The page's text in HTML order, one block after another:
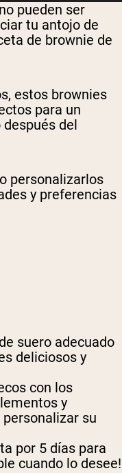
pueden ser
tu antojo de
de brownie de
estos brownies
para un
del
personalizarlos
y preferencias
suero adecuado
deliciosos y
con los
y
su
por 5 días para
cuando lo desee!